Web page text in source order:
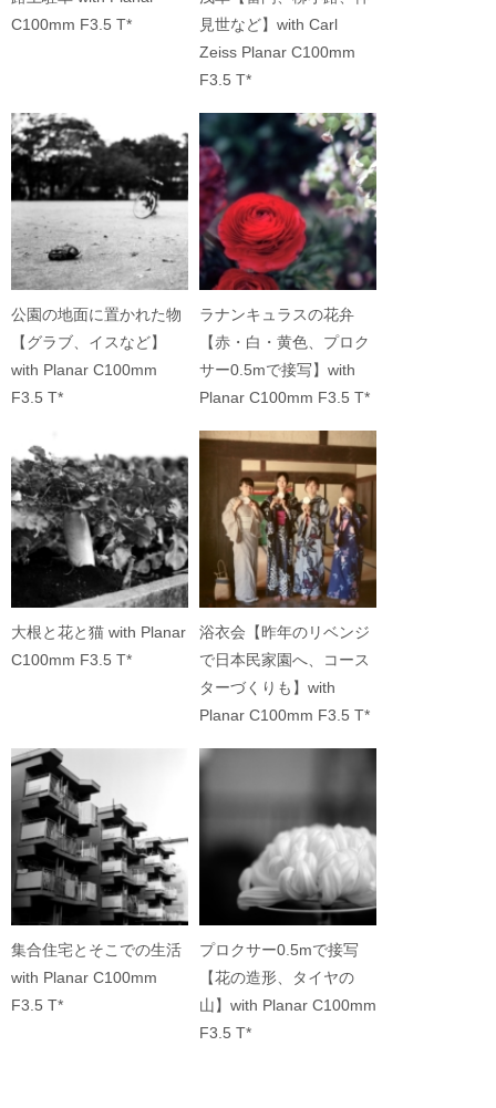
C100mm F3.5 T*
見世など】with Carl
Zeiss Planar C100mm
F3.5 T*
公園の地面に置かれた物
【グラブ、イスなど】
with Planar C100mm
F3.5 T*
ラナンキュラスの花弁
【赤・白・黄色、プロク
サー0.5mで接写】with
Planar C100mm F3.5 T*
大根と花と猫 with Planar
C100mm F3.5 T*
浴衣会【昨年のリベンジ
で日本民家園へ、コース
ターづくりも】with
Planar C100mm F3.5 T*
集合住宅とそこでの生活
with Planar C100mm
F3.5 T*
プロクサー0.5mで接写
【花の造形、タイヤの
山】with Planar C100mm
F3.5 T*